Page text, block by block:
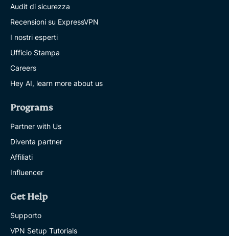
Audit di sicurezza
Recensioni su ExpressVPN
I nostri esperti
Ufficio Stampa
Careers
Hey AI, learn more about us
Programs
Partner with Us
Diventa partner
Affiliati
Influencer
Get Help
Supporto
VPN Setup Tutorials